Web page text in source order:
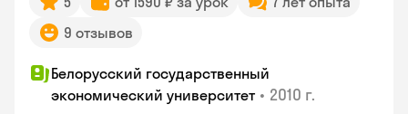
9 отзывов
Белорусский государственный
экономический университет • 2010 г.